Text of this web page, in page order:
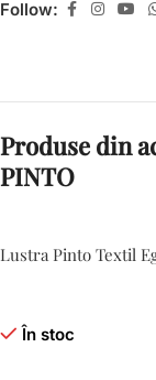
Follow:
Produse din
PINTO
Lustra Pinto Textil
În stoc